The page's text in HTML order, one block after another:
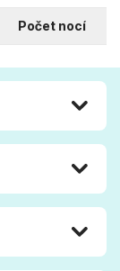
Počet nocí